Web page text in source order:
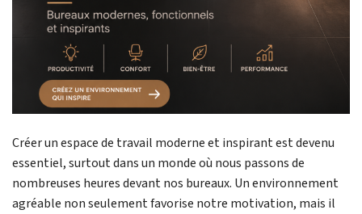
Créer un espace de travail moderne et inspirant est devenu
essentiel, surtout dans un monde où nous passons de
nombreuses heures devant nos bureaux. Un environnement
agréable non seulement favorise notre motivation, mais il